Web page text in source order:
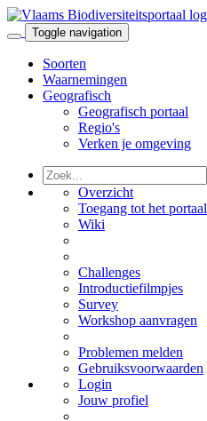
Toggle navigation
Soorten
Waarnemingen
Geografisch
Geografisch portaal
Regio's
Verken je omgeving
Overzicht
Toegang tot het portaal
Wiki
Challenges
Introductiefilmpjes
Survey
Workshop aanvragen
Problemen melden
Gebruiksvoorwaarden
Login
Jouw profiel